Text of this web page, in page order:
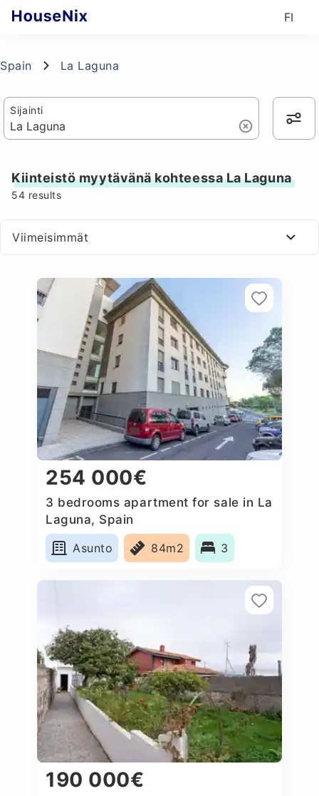
FI
Spain La Laguna
Sijainti
Kiinteistö myytävänä kohteessa La Laguna
54 results
Viimeisimmät
254 000€
3 bedrooms apartment for sale in La
Laguna, Spain
Asunto
84m2 3
190 000€